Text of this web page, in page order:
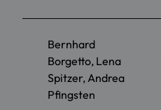
Bernhard
Borgetto, Lena
Spitzer, Andrea
Pfingsten